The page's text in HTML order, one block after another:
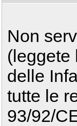
Non
(leggete
delle
tutte le
93/92/